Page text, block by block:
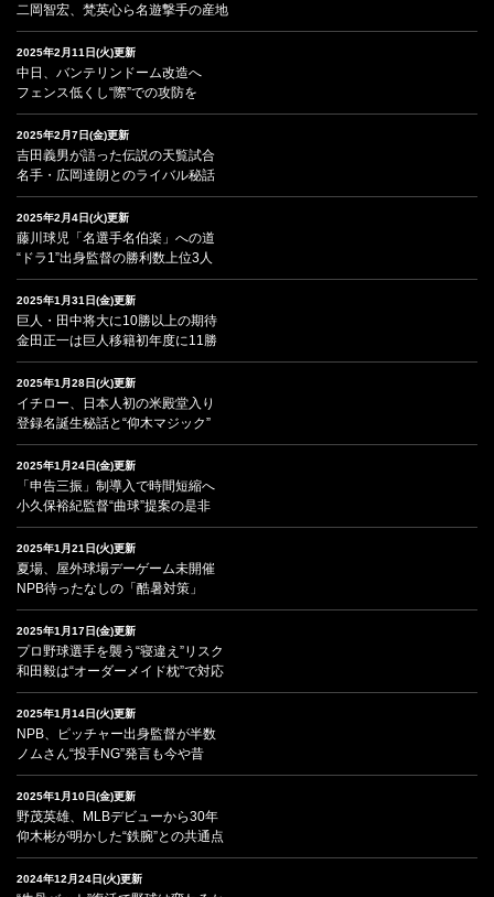
二岡智宏、梵英心ら名遊撃手の産地
2025年2月11日(火)更新
中日、バンテリンドーム改造へ
フェンス低くし“際”での攻防を
2025年2月7日(金)更新
吉田義男が語った伝説の天覧試合
名手・広岡達朗とのライバル秘話
2025年2月4日(火)更新
藤川球児「名選手名伯楽」への道
“ドラ1”出身監督の勝利数上位3人
2025年1月31日(金)更新
巨人・田中将大に10勝以上の期待
金田正一は巨人移籍初年度に11勝
2025年1月28日(火)更新
イチロー、日本人初の米殿堂入り
登録名誕生秘話と“仰木マジック”
2025年1月24日(金)更新
「申告三振」制導入で時間短縮へ
小久保裕紀監督“曲球”提案の是非
2025年1月21日(火)更新
夏場、屋外球場デーゲーム未開催
NPB待ったなしの「酷暑対策」
2025年1月17日(金)更新
プロ野球選手を襲う“寝違え”リスク
和田毅は“オーダーメイド枕”で対応
2025年1月14日(火)更新
NPB、ピッチャー出身監督が半数
ノムさん“投手NG”発言も今や昔
2025年1月10日(金)更新
野茂英雄、MLBデビューから30年
仰木彬が明かした“鉄腕”との共通点
2024年12月24日(火)更新